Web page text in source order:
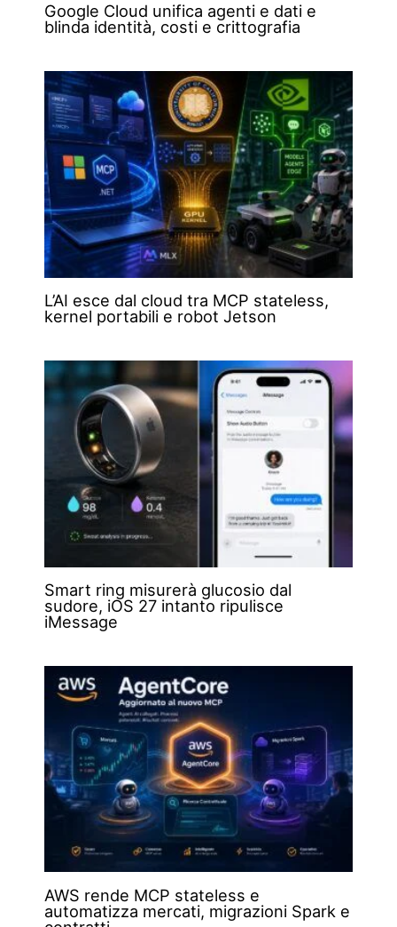
Google Cloud unifica agenti e dati e
blinda identità, costi e crittografia
L’AI esce dal cloud tra MCP stateless,
kernel portabili e robot Jetson
Smart ring misurerà glucosio dal
sudore, iOS 27 intanto ripulisce
iMessage
AWS rende MCP stateless e
automatizza mercati, migrazioni Spark e